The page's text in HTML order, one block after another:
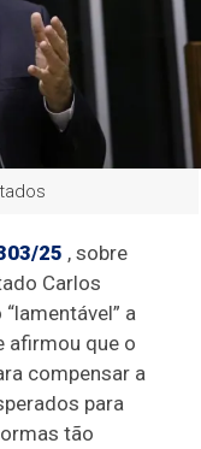
25 , sobre
Carlos
a
afirmou que o
compensar a
para
tão